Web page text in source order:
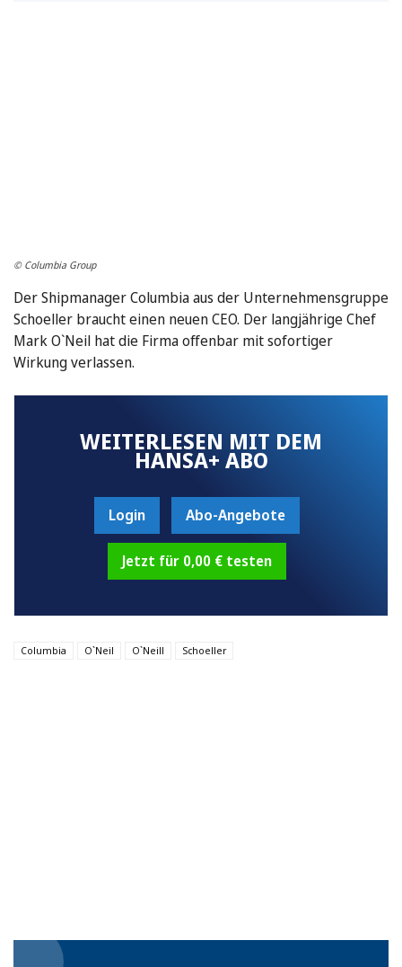
© Columbia Group
Der Shipmanager Columbia aus der Unternehmensgruppe
Schoeller braucht einen neuen CEO. Der langjährige Chef
Mark O`Neil hat die Firma offenbar mit sofortiger
Wirkung verlassen.
WEITERLESEN MIT DEM
HANSA+ ABO
Login Abo-Angebote
Jetzt für 0,00 € testen
Columbia O`Neil O`Neill Schoeller